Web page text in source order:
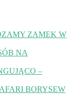
ZAMEK W
NA
–
BORYSEW